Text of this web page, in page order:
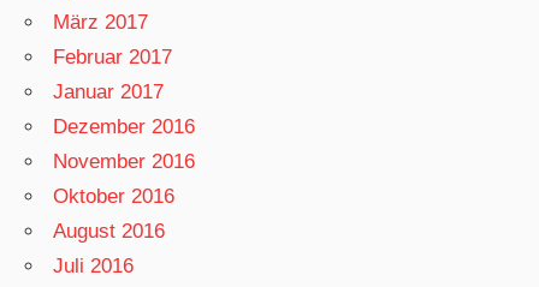
März 2017
Februar 2017
Januar 2017
Dezember 2016
November 2016
Oktober 2016
August 2016
Juli 2016